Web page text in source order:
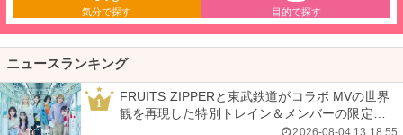
気分で探す 目的で探す
ニュースランキング
1
FRUITS ZIPPERと東武鉄道がコラボ MVの世界
観を再現した特別トレイン＆メンバーの限定ア
2026-08-04 13:18:55